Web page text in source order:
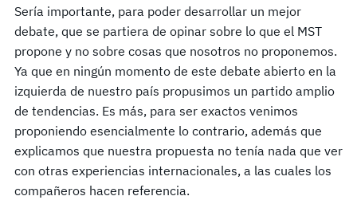
Sería importante, para poder desarrollar un mejor
debate, que se partiera de opinar sobre lo que el MST
propone y no sobre cosas que nosotros no proponemos.
Ya que en ningún momento de este debate abierto en la
izquierda de nuestro país propusimos un partido amplio
de tendencias. Es más, para ser exactos venimos
proponiendo esencialmente lo contrario, además que
explicamos que nuestra propuesta no tenía nada que ver
con otras experiencias internacionales, a las cuales los
compañeros hacen referencia.